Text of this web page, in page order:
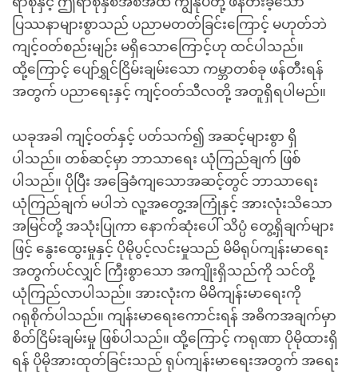
ပြဿနာများစွာသည် ပညာမတတ်ခြင်းကြောင့် မဟုတ်ဘဲ
ကျင့်ဝတ်စည်းမျဉ်း မရှိသောကြောင့်ဟု ထင်ပါသည်။
ထို့ကြောင့် ပျော်ရွှင်ငြိမ်းချမ်းသော ကမ္ဘာတစ်ခု ဖန်တီးရန်
အတွက် ပညာရေးနှင့် ကျင့်ဝတ်သီလတို့ အတူရှိရပါမည်။
ယခုအခါ ကျင့်ဝတ်နှင့် ပတ်သက်၍ အဆင့်များစွာ ရှိ
ပါသည်။ တစ်ဆင့်မှာ ဘာသာရေး ယုံကြည်ချက် ဖြစ်
ပါသည်။ ပိုပြီး အခြေခံကျသောအဆင့်တွင် ဘာသာရေး
ယုံကြည်ချက် မပါဘဲ လူ့အတွေ့အကြုံနှင့် အားလုံးသိသော
အမြင်တို့ အသုံးပြုကာ နောက်ဆုံးပေါ် သိပ္ပံ တွေ့ရှိချက်များ
ဖြင့် နွေးထွေးမှုနှင့် ပိုမိုပွင့်လင်းမှုသည် မိမိရုပ်ကျန်းမာရေး
အတွက်ပင်လျှင် ကြီးစွာသော အကျိုးရှိသည်ကို သင်တို့
ယုံကြည်လာပါသည်။ အားလုံးက မိမိကျန်းမာရေးကို
ဂရုစိုက်ပါသည်။ ကျန်းမာရေးကောင်းရန် အဓိကအချက်မှာ
စိတ်ငြိမ်းချမ်းမှု ဖြစ်ပါသည်။ ထို့ကြောင့် ကရုဏာ ပိုမိုထားရှိ
ရန် ပိုမိုအားထုတ်ခြင်းသည် ရုပ်ကျန်းမာရေးအတွက် အရေး